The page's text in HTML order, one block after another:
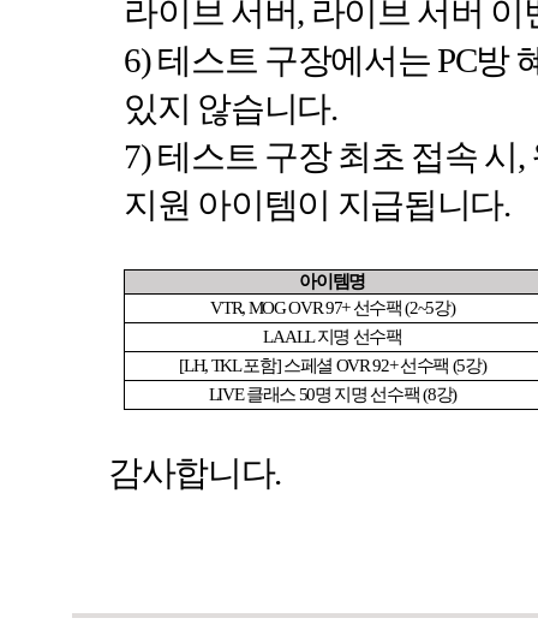
라이브 서버, 라이브 서버
6)테스트 구장에서는PC방
있지 않습니다.
7)테스트 구장 최초 접속 시,
지원 아이템이 지급됩니다.
아이템명
VTR, MOG OVR 97+선수팩(2~5강)
LA ALL지명 선수팩
[LH, TKL포함]스페셜 OVR 92+선수팩 (5강)
LIVE클래스50명 지명 선수팩(8강)
감사합니다.